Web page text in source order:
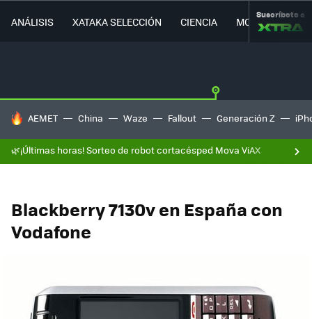
ANÁLISIS XATAKA SELECCIÓN CIENCIA MOVILIDAD
Suscríbete a
HOY SE HABLA DE
AEMET China Waze Fallout Generación Z
🌿¡Últimas horas! Sorteo de robot cortacésped Mova ViAX
Blackberry 7130v en España con
Vodafone